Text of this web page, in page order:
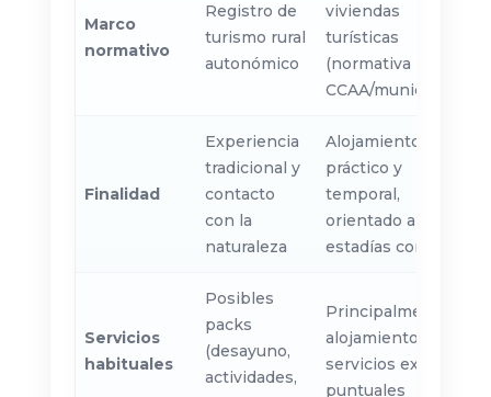
Marco
normativo
Registro de
turismo rural
autonómico
viviendas
turísticas
(normativa por
CCAA/municipio)
Finalidad
Experiencia
tradicional y
contacto
con la
naturaleza
Alojamiento
práctico y
temporal,
orientado a
estadías cortas
Servicios
habituales
Posibles
packs
(desayuno,
actividades,
Principalmente
alojamiento;
servicios extra
puntuales